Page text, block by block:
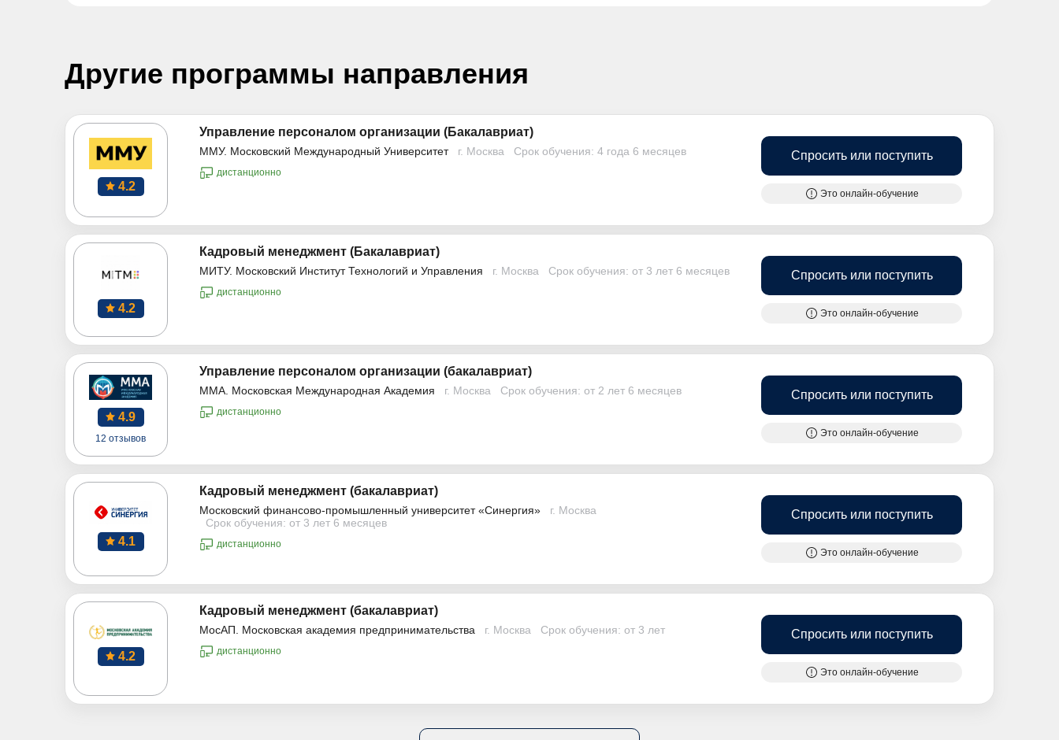
Другие программы направления
4.2
Управление персоналом организации (Бакалавриат)
ММУ. Московский Международный Университет г. Москва Срок обучения: 4 года 6 месяцев
дистанционно
Спросить или поступить
Это онлайн-обучение
4.2
Кадровый менеджмент (Бакалавриат)
МИТУ. Московский Институт Технологий и Управления г. Москва Срок обучения: от 3 лет 6 месяцев
дистанционно
Спросить или поступить
Это онлайн-обучение
4.9
12 отзывов
Управление персоналом организации (бакалавриат)
ММА. Московская Международная Академия г. Москва Срок обучения: от 2 лет 6 месяцев
дистанционно
Спросить или поступить
Это онлайн-обучение
4.1
Кадровый менеджмент (бакалавриат)
Московский финансово-промышленный университет «Синергия»
г. Москва
Срок обучения: от 3 лет 6 месяцев
дистанционно
Спросить или поступить
Это онлайн-обучение
4.2
Кадровый менеджмент (бакалавриат)
МосАП. Московская академия предпринимательства г. Москва Срок обучения: от 3 лет
дистанционно
Спросить или поступить
Это онлайн-обучение